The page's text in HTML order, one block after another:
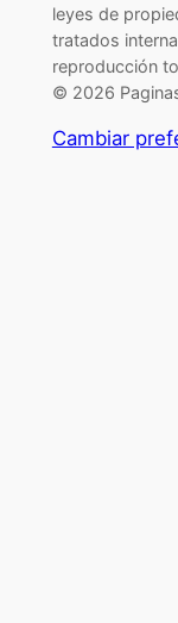
leyes de
tratados
reproducción
© 2026
Cambiar